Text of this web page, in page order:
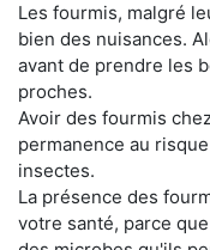
Les fourmis, malgré
bien des nuisances.
avant de prendre les
proches.
Avoir des fourmis
permanence au
insectes.
La présence des
votre santé, parce